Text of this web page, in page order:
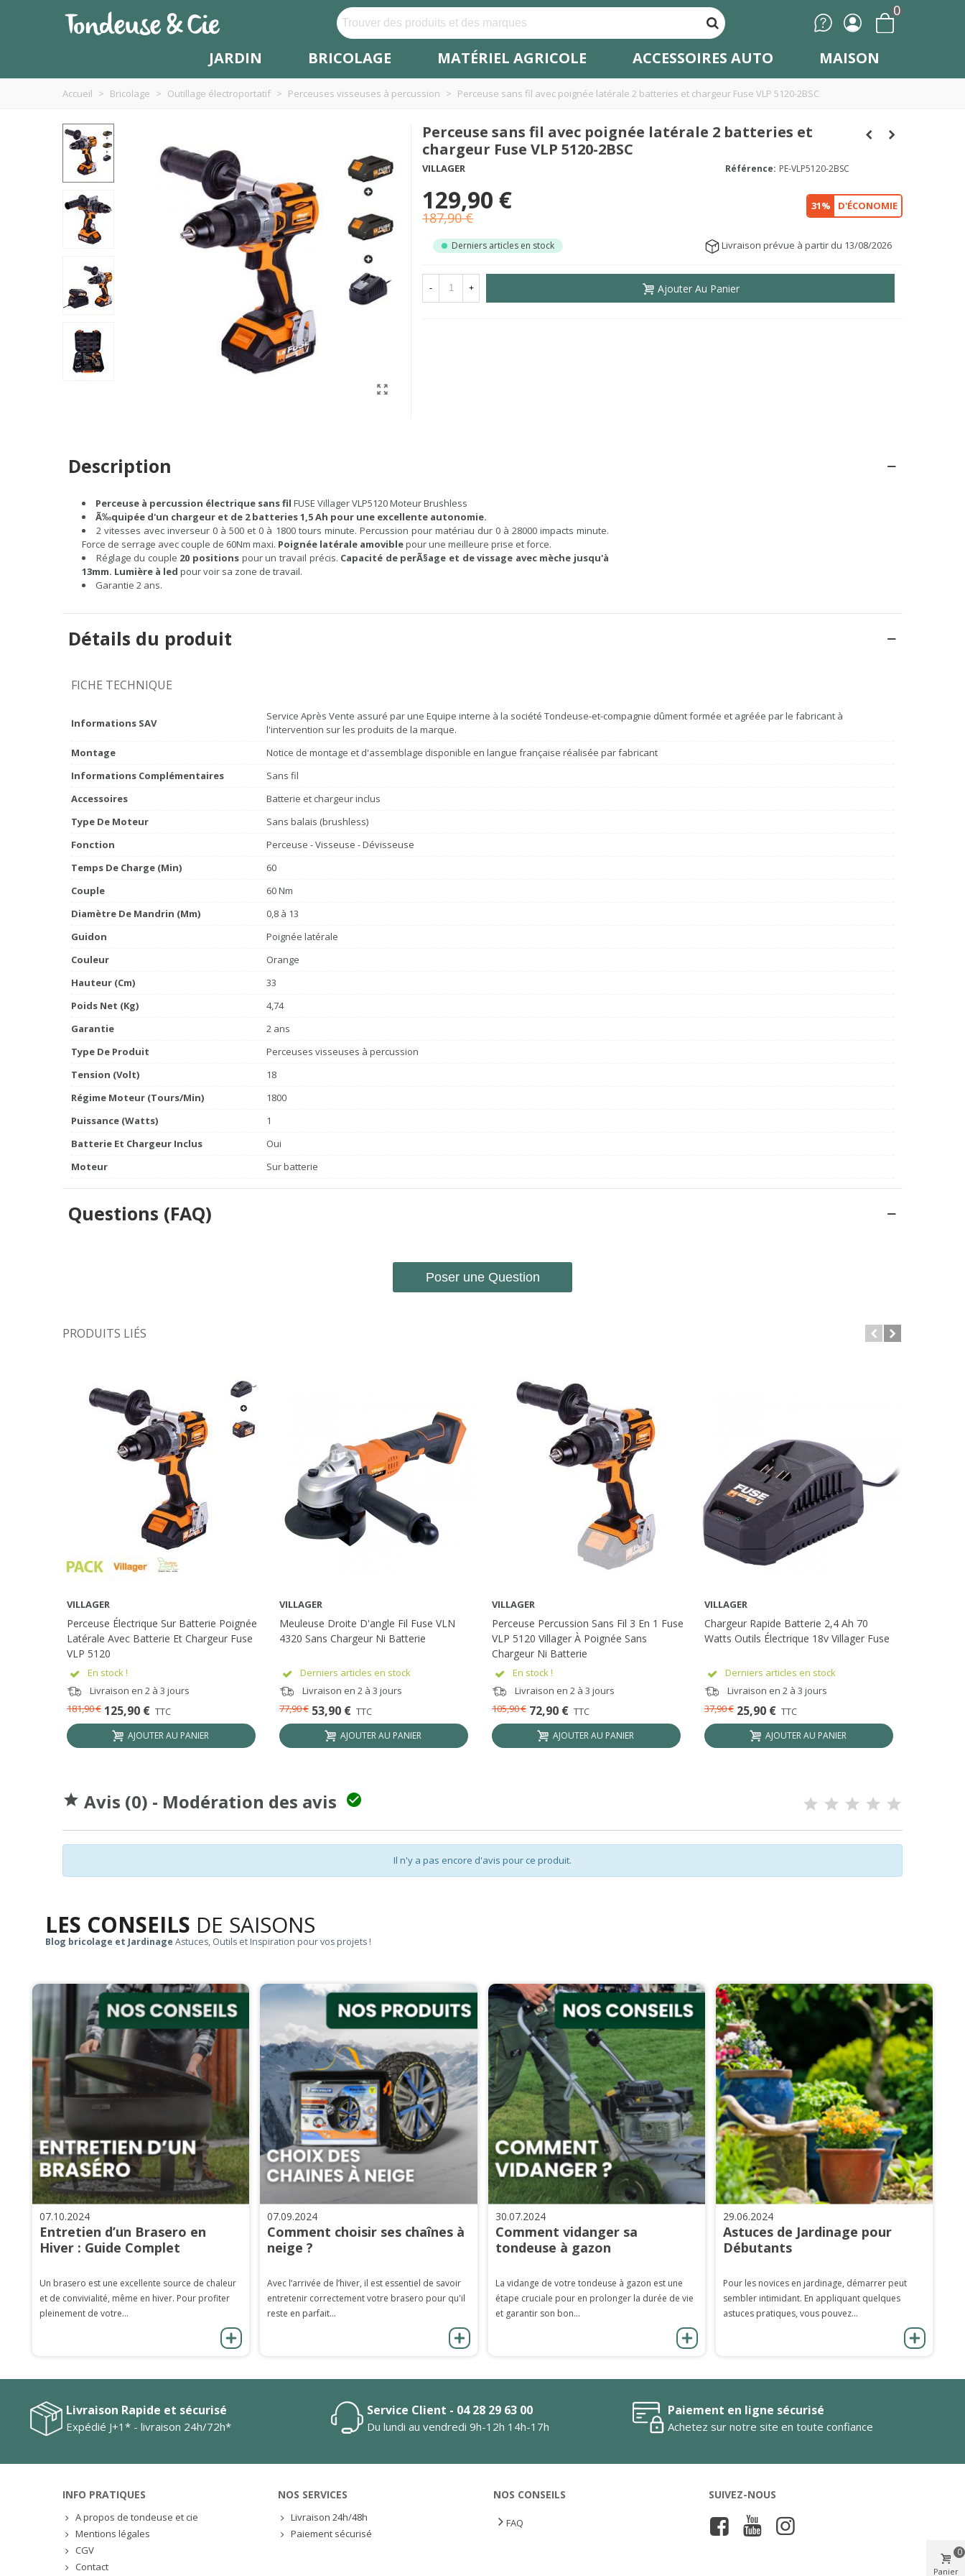
0
JARDIN BRICOLAGE MATÉRIEL AGRICOLE ACCESSOIRES AUTO MAISON
Accueil > Bricolage > Outillage électroportatif > Perceuses visseuses à percussion > Perceuse sans fil avec poignée latérale 2 batteries et chargeur Fuse VLP 5120-2BSC
Perceuse sans fil avec poignée latérale 2 batteries et
chargeur Fuse VLP 5120-2BSC
VILLAGER Référence: PE-VLP5120-2BSC
129,90 €
187,90 €
31% D'ÉCONOMIE
Derniers articles en stock Livraison prévue à partir du 13/08/2026
- + Ajouter Au Panier
Description
Perceuse à percussion électrique sans fil FUSE Villager VLP5120 Moteur Brushless
Ã‰quipée d'un chargeur et de 2 batteries 1,5 Ah pour une excellente autonomie.
2 vitesses avec inverseur 0 à 500 et 0 à 1800 tours minute. Percussion pour matériau dur 0 à 28000 impacts minute.
Force de serrage avec couple de 60Nm maxi. Poignée latérale amoviblepour une meilleure prise et force.
Réglage du couple 20 positions pour un travail précis. Capacité de perÃ§age et de vissage avec mèche jusqu'à
13mm. Lumière à led pour voir sa zone de travail.
Garantie 2 ans.
Détails du produit
FICHE TECHNIQUE
Informations SAV
Service Après Vente assuré par une Equipe interne à la société Tondeuse-et-compagnie dûment formée et agréée par le fabricant à
l'intervention sur les produits de la marque.
Montage
Notice de montage et d'assemblage disponible en langue française réalisée par fabricant
Informations Complémentaires
Sans fil
Accessoires
Batterie et chargeur inclus
Type De Moteur
Sans balais (brushless)
Fonction
Perceuse - Visseuse - Dévisseuse
Temps De Charge (min)
60
Couple
60 Nm
Diamètre De Mandrin (mm)
0,8 à 13
Guidon
Poignée latérale
Couleur
Orange
Hauteur (cm)
33
Poids Net (Kg)
4,74
Garantie
2 ans
Type De Produit
Perceuses visseuses à percussion
Tension (volt)
18
Régime Moteur (tours/min)
1800
Puissance (watts)
1
Batterie Et Chargeur Inclus
Oui
Moteur
Sur batterie
Questions (FAQ)
Poser une Question
PRODUITS LIÉS
VILLAGER
Perceuse Électrique Sur Batterie Poignée
Latérale Avec Batterie Et Chargeur Fuse
VLP 5120
En stock !
Livraison en 2 à 3 jours
125,90 € TTC
181,90 €
AJOUTER AU PANIER
VILLAGER
Meuleuse Droite D'angle Fil Fuse VLN
4320 Sans Chargeur Ni Batterie
Derniers articles en stock
Livraison en 2 à 3 jours
53,90 € TTC
77,90 €
AJOUTER AU PANIER
VILLAGER
Perceuse Percussion Sans Fil 3 En 1 Fuse
VLP 5120 Villager À Poignée Sans
Chargeur Ni Batterie
En stock !
Livraison en 2 à 3 jours
72,90 € TTC
105,90 €
AJOUTER AU PANIER
VILLAGER
Chargeur Rapide Batterie 2,4 Ah 70
Watts Outils Électrique 18v Villager Fuse
Derniers articles en stock
Livraison en 2 à 3 jours
25,90 € TTC
37,90 €
AJOUTER AU PANIER
 Avis (0) - Modération des avis 
Il n'y a pas encore d'avis pour ce produit.
LES CONSEILS DE SAISONS
Blog bricolage et Jardinage Astuces, Outils et Inspiration pour vos projets !
07.10.2024
Entretien d’un Brasero en
Hiver : Guide Complet
Un brasero est une excellente source de chaleur
et de convivialité, même en hiver. Pour profiter
pleinement de votre...
07.09.2024
Comment choisir ses chaînes à
neige ?
Avec l’arrivée de l’hiver, il est essentiel de savoir
entretenir correctement votre brasero pour qu'il
reste en parfait...
30.07.2024
Comment vidanger sa
tondeuse à gazon
La vidange de votre tondeuse à gazon est une
étape cruciale pour en prolonger la durée de vie
et garantir son bon...
29.06.2024
Astuces de Jardinage pour
Débutants
Pour les novices en jardinage, démarrer peut
sembler intimidant. En appliquant quelques
astuces pratiques, vous pouvez...
Livraison Rapide et sécurisé
Expédié J+1* - livraison 24h/72h*
Service Client - 04 28 29 63 00
Du lundi au vendredi 9h-12h 14h-17h
Paiement en ligne sécurisé
Achetez sur notre site en toute confiance
INFO PRATIQUES
A propos de tondeuse et cie
Mentions légales
CGV
Contact
NOS SERVICES
Livraison 24h/48h
Paiement sécurisé
NOS CONSEILS
FAQ
SUIVEZ-NOUS
Panier
0